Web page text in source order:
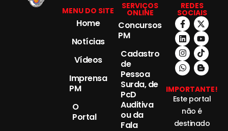
MENU DO SITE
Home
Notícias
Vídeos
Imprensa
PM
O
Portal
SERVIÇOS
ONLINE
Concursos
PM
Cadastro
de
Pessoa
Surda, de
PcD
Auditiva
ou da
Fala
REDES
SOCIAIS
IMPORTANTE!
Este portal
não é
destinado